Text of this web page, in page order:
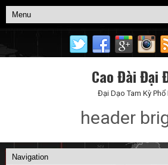
Cao Đài Đại
Đại Dạo Tam Kỳ Phổ
header